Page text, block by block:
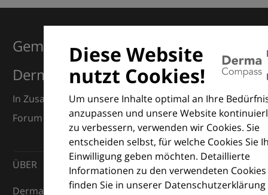
Diese Website
nutzt Cookies!
Um unsere Inhalte optimal an Ihre
anzupassen und unsere Website
zu verbessern, verwenden wir Cookies. Sie
entscheiden selbst, für welche Cookies Sie
Einwilligung geben möchten. Detaillierte
Informationen zu den verwendeten Cookies
finden Sie in unserer Datenschutzerklärung
Gemeinsam für Exzellenz in der
Dermatologie
In Zusammenarbeit mit dem European Dermatology
Forum (EDF) und Euroderm Excellence
ÜBER
DermaCompass ist Ihr digitaler Kompass für die